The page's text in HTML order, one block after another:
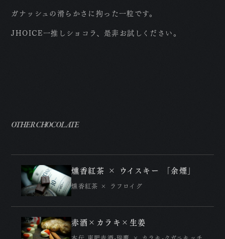
ガナッシュの滑らかさに拘った一粒です。
JHOICE一推しショコラ、是非お試しください。
OTHER CHOCOLATE
燻香紅茶 × ウイスキー 「余煙」
燻香紅茶 × ラフロイグ
赤酒×カラキ×生姜